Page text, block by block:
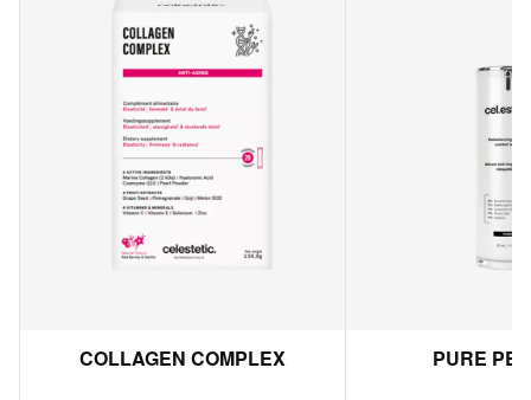
COLLAGEN COMPLEX PURE